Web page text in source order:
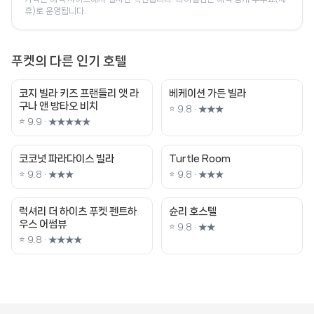
휴)로 운영됩니다.
푸켓의 다른 인기 호텔
코지 빌라 키즈 프랜들리 앳 라
구나 앤 방타오 비치
⭐ 9.9 · ★★★★★
베케이션 가든 빌라
⭐ 9.8 · ★★★
코코넛 파라다이스 빌라
⭐ 9.8 · ★★★
Turtle Room
⭐ 9.8 · ★★★
럭셔리 더 하이츠 푸켓 펜트하
우스 어썸뷰
⭐ 9.8 · ★★★★
슌리 호스텔
⭐ 9.8 · ★★